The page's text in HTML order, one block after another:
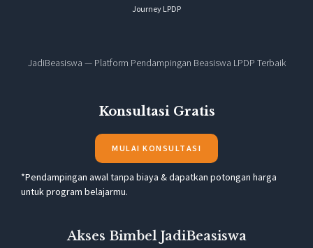
Journey LPDP
JadiBeasiswa — Platform Pendampingan Beasiswa LPDP Terbaik
Konsultasi Gratis
MULAI KONSULTASI
*Pendampingan awal tanpa biaya & dapatkan potongan harga
untuk program belajarmu.
Akses Bimbel JadiBeasiswa